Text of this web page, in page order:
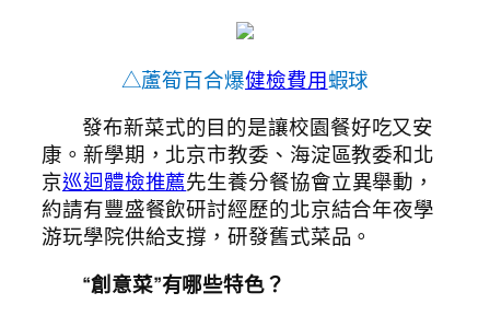
△蘆筍百合爆健檢費用蝦球
發布新菜式的目的是讓校園餐好吃又安
康。新學期，北京市教委、海淀區教委和北
京巡迴體檢推薦先生養分餐協會立異舉動，
約請有豐盛餐飲研討經歷的北京結合年夜學
游玩學院供給支撐，研發舊式菜品。
“創意菜”有哪些特色？